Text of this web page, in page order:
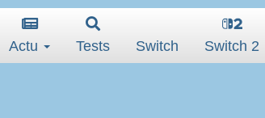
Actu Tests Switch Switch 2